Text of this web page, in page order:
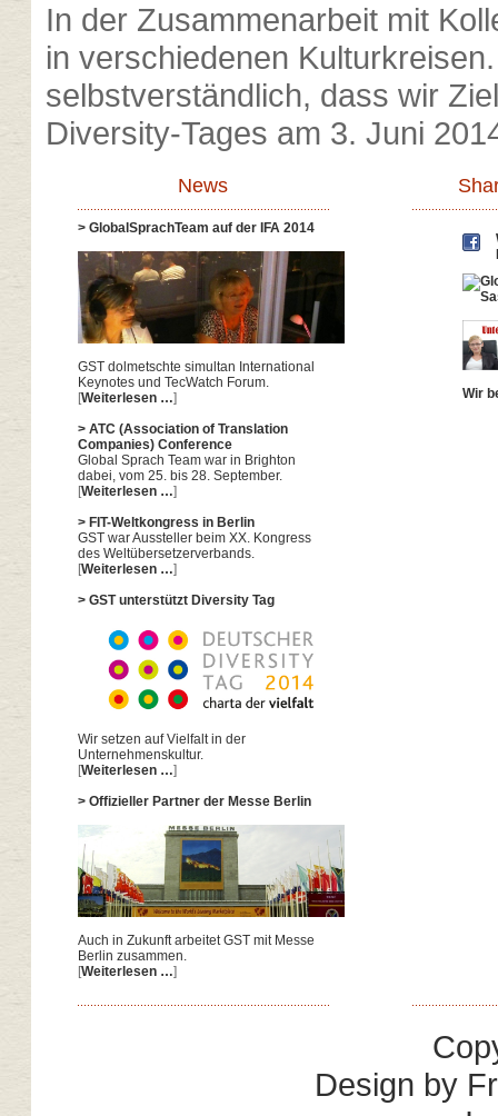
In der Zusammenarbeit mit
in verschiedenen
selbstverständlich, dass wir
Diversity-Tages am 3. Juni
News
> GlobalSprachTeam auf der IFA 2014
GST dolmetschte simultan International
Keynotes und TecWatch Forum.
[Weiterlesen …]
> ATC (Association of Translation
Companies) Conference
Global Sprach Team war in Brighton
dabei, vom 25. bis 28. September.
[Weiterlesen …]
> FIT-Weltkongress in Berlin
GST war Aussteller beim XX. Kongress
des Weltübersetzerverbands.
[Weiterlesen …]
> GST unterstützt Diversity Tag
Wir setzen auf Vielfalt in der
Unternehmenskultur.
[Weiterlesen …]
> Offizieller Partner der Messe Berlin
Auch in Zukunft arbeitet GST mit Messe
Berlin zusammen.
[Weiterlesen …]
Wir
Design by